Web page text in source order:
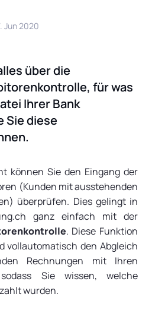
Jun 2020
über die
für was
Ihrer Bank
Sie diese
können Sie den Eingang der
(Kunden mit ausstehenden
überprüfen. Dies gelingt in
ganz einfach mit der
. Diese Funktion
vollautomatisch den Abgleich
Rechnungen mit Ihren
sodass Sie wissen, welche
wurden.